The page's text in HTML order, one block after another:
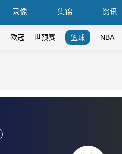
录像 集锦 资讯
欧冠 世预赛 篮球 NBA